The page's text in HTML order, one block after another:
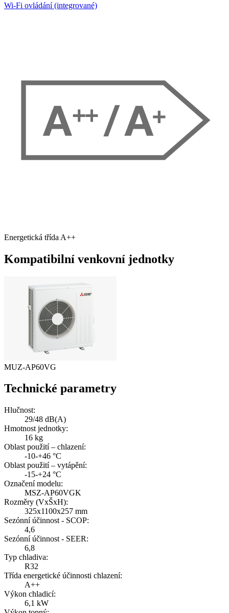
Wi-Fi ovládání (integrované)
Energetická třída A++
Kompatibilní venkovní jednotky
MUZ-AP60VG
Technické parametry
Hlučnost:
29/48 dB(A)
Hmotnost jednotky:
16 kg
Oblast použití – chlazení:
-10-+46 °C
Oblast použití – vytápění:
-15-+24 °C
Označení modelu:
MSZ-AP60VGK
Rozměry (VxŠxH):
325x1100x257 mm
Sezónní účinnost - SCOP:
4,6
Sezónní účinnost - SEER:
6,8
Typ chladiva:
R32
Třída energetické účinnosti chlazení:
A++
Výkon chladicí:
6,1 kW